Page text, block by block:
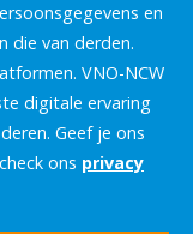
en
die van derden.
VNO-NCW
digitale ervaring
Geef je ons
ons privacy